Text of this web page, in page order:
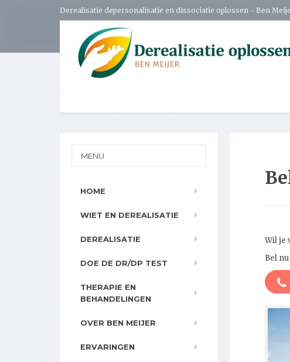
Derealisatie depersonalisatie en dissociatie oplossen - Ben
Wil je
Bel
MENU
HOME
WIET EN DEREALISATIE
DEREALISATIE
DOE DE DR/DP TEST
THERAPIE EN
BEHANDELINGEN
OVER BEN MEIJER
ERVARINGEN